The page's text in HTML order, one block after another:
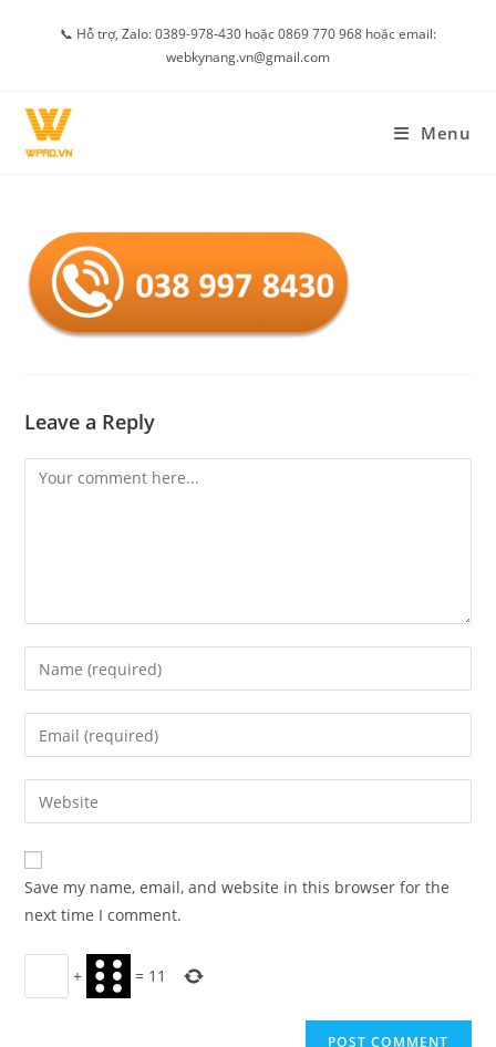
📞 Hỗ trợ, Zalo: 0389-978-430 hoặc 0869 770 968 hoặc email:
webkynang.vn@gmail.com
Menu
Leave a Reply
Comment
Enter
your
name
comment
Enter
your
email
address
comment
Enter
your
website
URL
(optional)
Save my name, email, and website in this browser for the
next time I comment.
+ = 11